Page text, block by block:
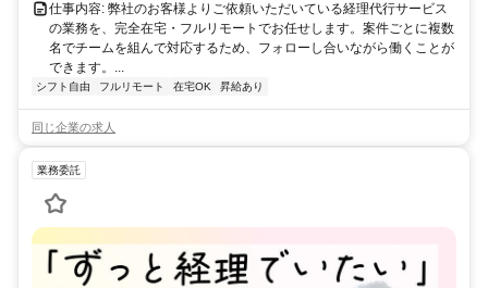
仕事内容: 弊社のお客様よりご依頼いただいている経理代行サービス
の業務を、完全在宅・フルリモートでお任せします。案件ごとに複数
名でチームを組んで対応するため、フォローし合いながら働くことが
できます。...
シフト自由 フルリモート 在宅OK 昇給あり
同じ企業の求人
業務委託